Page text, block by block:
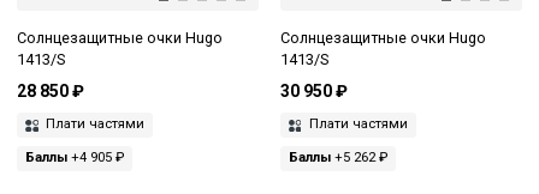
Солнцезащитные очки Hugo
1413/S
28 850 ₽
Плати частями
Баллы +4 905 ₽
Солнцезащитные очки Hugo
1413/S
30 950 ₽
Плати частями
Баллы+5 262 ₽